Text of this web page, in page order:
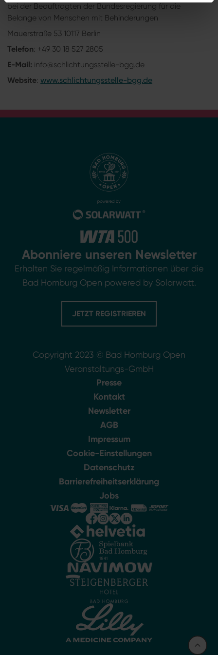
bei der Beauftragten der Bundesregierung für die
Belange von Menschen mit Behinderungen
Mauerstraße 53 10117 Berlin
Telefon: +49 30 18 527 2805
E-Mail: info@schlichtungsstelle-bgg.de
Website: www.schlichtungsstelle-bgg.de
Abonniere unseren Newsletter
Erhalten Sie regelmäßig Informationen über die
Bad Homburg Open powered by Solarwatt.
JETZT REGISTRIEREN
Copyright 2023 © Bad Homburg Open
Veranstaltungs-GmbH
Presse
Kontakt
Newsletter
AGB
Impressum
Cookie-Einstellungen
Datenschutz
Barrierefreiheitserklärung
Jobs